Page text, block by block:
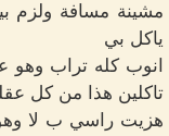
مشينة مسافة ولزم
ياكل بي
انوب كله تراب وهو
تاكلين هذا من كل
هزيت راسي ب لا